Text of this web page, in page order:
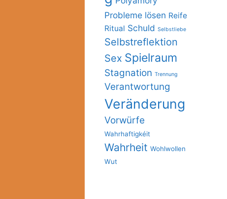
Probleme lösen Reife
Ritual Schuld Selbstliebe
Selbstreflektion
Sex Spielraum
Stagnation Trennung
Verantwortung
Veränderung
Vorwürfe
Wahrhaftigkéit
Wahrheit Wohlwollen
Wut